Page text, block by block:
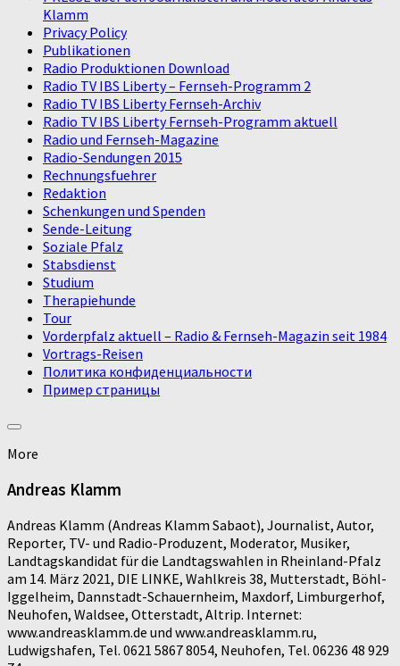
Klamm
Privacy Policy
Publikationen
Radio Produktionen Download
Radio TV IBS Liberty – Fernseh-Programm 2
Radio TV IBS Liberty Fernseh-Archiv
Radio TV IBS Liberty Fernseh-Programm aktuell
Radio und Fernseh-Magazine
Radio-Sendungen 2015
Rechnungsfuehrer
Redaktion
Schenkungen und Spenden
Sende-Leitung
Soziale Pfalz
Stabsdienst
Studium
Therapiehunde
Tour
Vorderpfalz aktuell – Radio & Fernseh-Magazin seit 1984
Vortrags-Reisen
Политика конфиденциальности
Пример страницы
More
Andreas Klamm
Andreas Klamm (Andreas Klamm Sabaot), Journalist, Autor,
Reporter, TV- und Radio-Produzent, Moderator, Musiker,
Landtagskandidat für die Landtagswahlen in Rheinland-Pfalz
am 14. März 2021, DIE LINKE, Wahlkreis 38, Mutterstadt, Böhl-
Iggelheim, Dannstadt-Schauernheim, Maxdorf, Limburgerhof,
Neuhofen, Waldsee, Otterstadt, Altrip. Internet:
www.andreasklamm.de und www.andreasklamm.ru,
Ludwigshafen, Tel. 0621 5867 8054, Neuhofen, Tel. 06236 48 929